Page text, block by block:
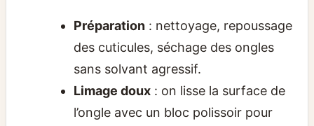
Préparation: nettoyage, repoussage
des cuticules, séchage des ongles
sans solvant agressif.
Limage doux: on lisse la surface de
l’ongle avec un bloc polissoir pour